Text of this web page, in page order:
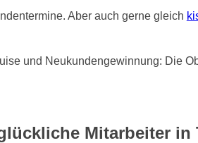
Aber auch gerne gleich
und Neukundengewinnung: Die
Mitarbeiter in